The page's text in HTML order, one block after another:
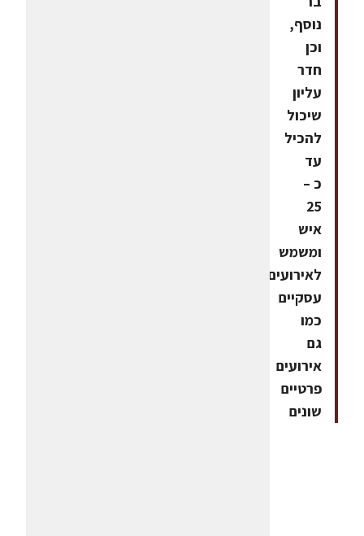
נוסף,
וכן
חדר
עליון
שיכול
להכיל
עד
כ –
25
איש
ומשמש
לאירועים
עסקיים
כמו
גם
אירועים
פרטיים
שונים